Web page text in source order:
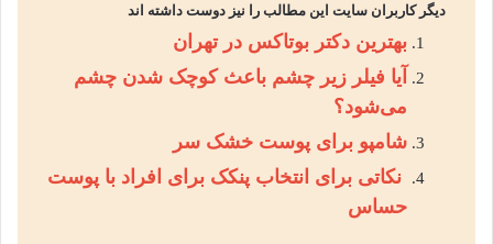
دیگر کاربران سایت این مطالب را نیز دوست داشته اند
بهترین دکتر بوتاکس در تهران
آیا فیلر زیر چشم باعث کوچک شدن چشم
می‌شود؟
شامپو برای پوست خشک سر
نکاتی برای انتخاب پنکک برای افراد با پوست
حساس